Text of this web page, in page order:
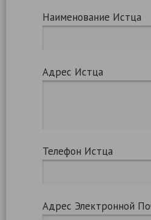
Наименование Истца
Адрес Истца
Телефон Истца
Адрес Электронной